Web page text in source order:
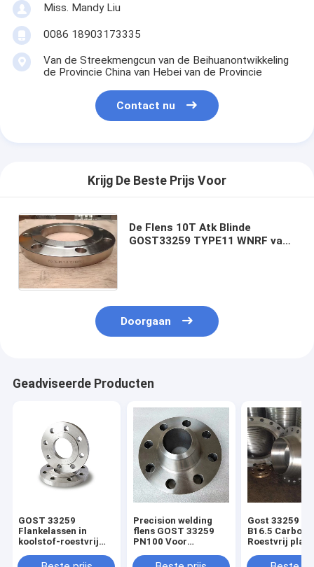
Miss. Mandy Liu
0086 18903173335
Van de Streekmengcun van de Beihuanontwikkeling
de Provincie China van Hebei van de Provincie
Contact nu
Krijg De Beste Prijs Voor
De Flens 10Т Atk Blinde
GOST33259 TYPE11 WNRF van
Doorgaan
Geadviseerde Producten
GOST 33259
Flankelassen in
koolstof-roestvrij
legeringsstaal
Precision welding
flens GOST 33259
PN100 Voor
verbindingen
Gost 33259
B16.5 Carbon
Roestvrij